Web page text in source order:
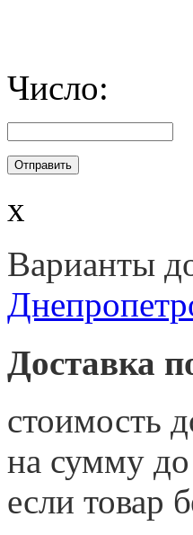
Число:
x
Варианты
Доставка
стоимость
на сумму
если товар